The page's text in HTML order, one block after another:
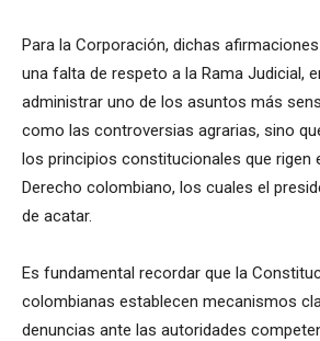
Para la Corporación, dichas
una falta de respeto a la Rama Judicial,
administrar uno de los asuntos más
como las controversias agrarias, sino
los principios constitucionales que rigen
Derecho colombiano, los cuales el
de acatar.
Es fundamental recordar que la
colombianas establecen mecanismos
denuncias ante las autoridades